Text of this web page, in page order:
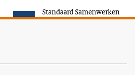
Standaard Samenwerken